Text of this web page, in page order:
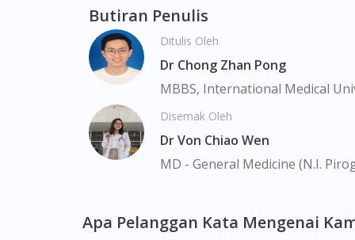
Park, Geylang, Hougang, Harbourfront,
Macpherson, Mandai, Newton, Novena,
Sembawang, Sengkang, Serangoon,
Tengah, Upper East Coast, Upper Bukit
Butiran Penulis
Ditulis Oleh
Dr Chong Zhan Pong
MBBS, International Medical
Disemak Oleh
Dr Von Chiao Wen
MD - General Medicine (N.I.
Apa Pelanggan Kata Mengenai